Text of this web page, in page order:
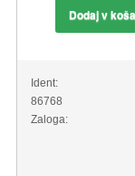
Dodaj v
Ident:
86768
Zaloga: